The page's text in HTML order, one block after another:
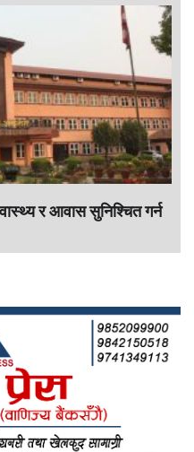
र आवास सुनिश्चित गर्न